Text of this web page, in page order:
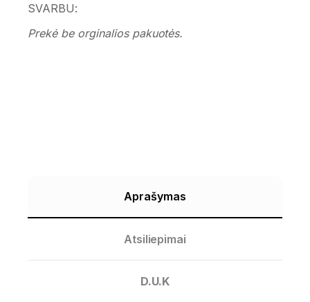
SVARBU:
Prekė be orginalios pakuotės.
Aprašymas
Atsiliepimai
D.U.K